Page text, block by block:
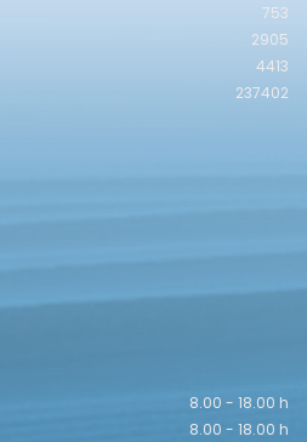
753
2905
4413
237402
8.00 - 18.00 h
8.00 - 18.00 h